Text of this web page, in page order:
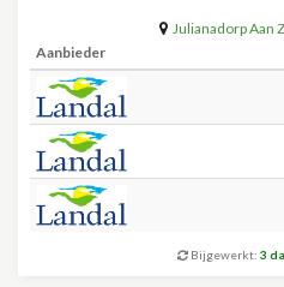
Julianadorp Aan
Aanbieder
Bijgewerkt: 3